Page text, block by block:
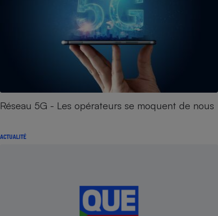
Réseau 5G - Les opérateurs se moquent de nous
ACTUALITÉ